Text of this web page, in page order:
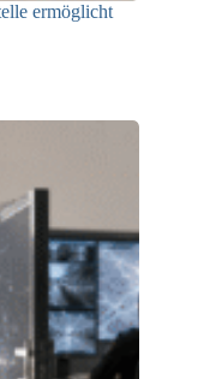
ermöglicht